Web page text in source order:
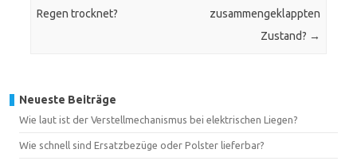
Regen trocknet?
zusammengeklappten
Zustand? →
Neueste Beiträge
Wie laut ist der Verstellmechanismus bei elektrischen Liegen?
Wie schnell sind Ersatzbezüge oder Polster lieferbar?